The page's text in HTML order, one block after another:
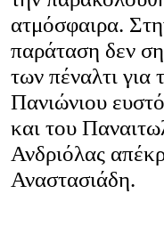
ατμόσφαιρα.
παράταση δεν
των πέναλτι για
Πανιώνιου
και του
Ανδριόλας
Αναστασιάδη.